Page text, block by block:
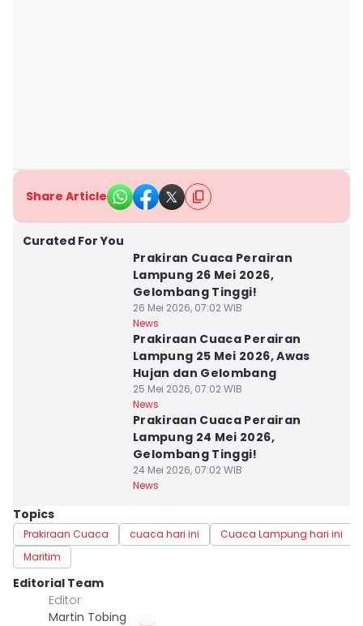
Share Article
Curated For You
Prakiran Cuaca Perairan
Lampung 26 Mei 2026,
Gelombang Tinggi!
26 Mei 2026, 07:02 WIB
News
Prakiraan Cuaca Perairan
Lampung 25 Mei 2026, Awas
Hujan dan Gelombang
25 Mei 2026, 07:02 WIB
News
Prakiraan Cuaca Perairan
Lampung 24 Mei 2026,
Gelombang Tinggi!
24 Mei 2026, 07:02 WIB
News
Topics
Prakiraan Cuaca cuaca hari ini
Cuaca Lampung hari ini
Maritim
Editorial Team
Editor
Martin Tobing